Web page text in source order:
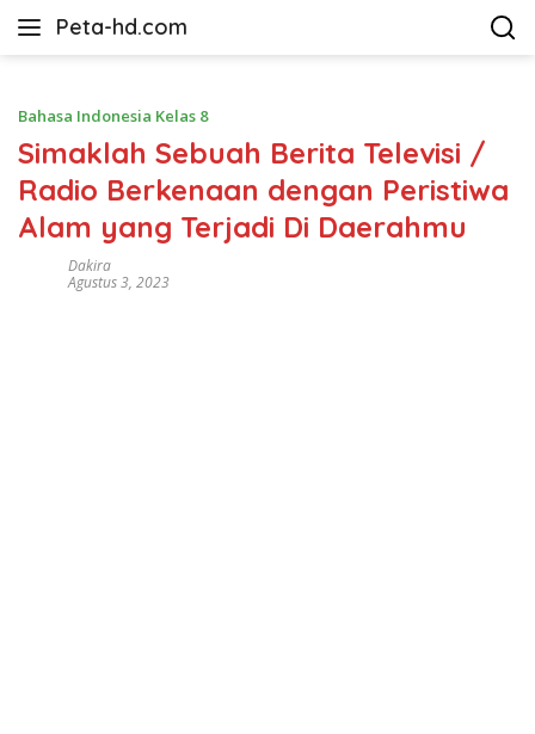
Peta-hd.com
Kumpulan
HD
Bahasa Indonesia Kelas 8
Simaklah Sebuah Berita Televisi /
Radio Berkenaan dengan Peristiwa
Alam yang Terjadi Di Daerahmu
Dakira
Agustus 3, 2023